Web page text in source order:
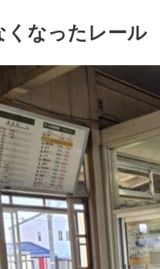
くなったレール